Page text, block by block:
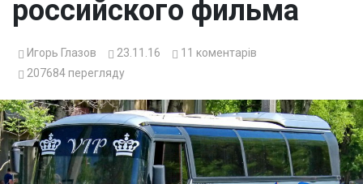
российского фильма
Игорь Глазов 23.11.16 11 коментарів
207684 перегляду